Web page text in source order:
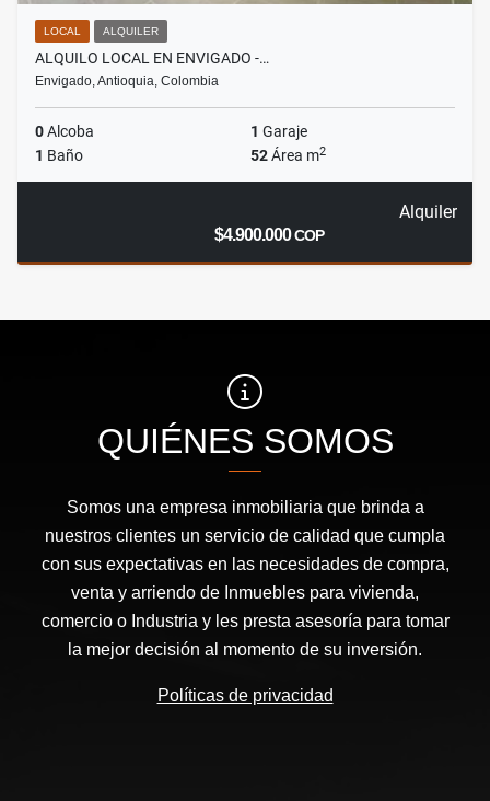
LOCAL ALQUILER
ALQUILO LOCAL EN ENVIGADO -…
Envigado, Antioquia, Colombia
0Alcoba 1 Garaje
1 Baño 52Área m2
Alquiler
$4.900.000COP
QUIÉNES SOMOS
Somos una empresa inmobiliaria que brinda a
nuestros clientes un servicio de calidad que cumpla
con sus expectativas en las necesidades de compra,
venta y arriendo de Inmuebles para vivienda,
comercio o Industria y les presta asesoría para tomar
la mejor decisión al momento de su inversión.
Políticas de privacidad